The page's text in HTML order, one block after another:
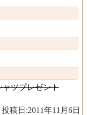
ツプレゼント
投稿日:2011年11月6日